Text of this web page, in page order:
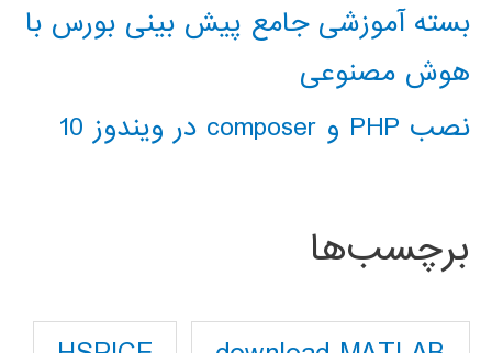
بسته آموزشی جامع پیش بینی بورس با
هوش مصنوعی
نصب PHP و composer در ویندوز 10
برچسب‌ها